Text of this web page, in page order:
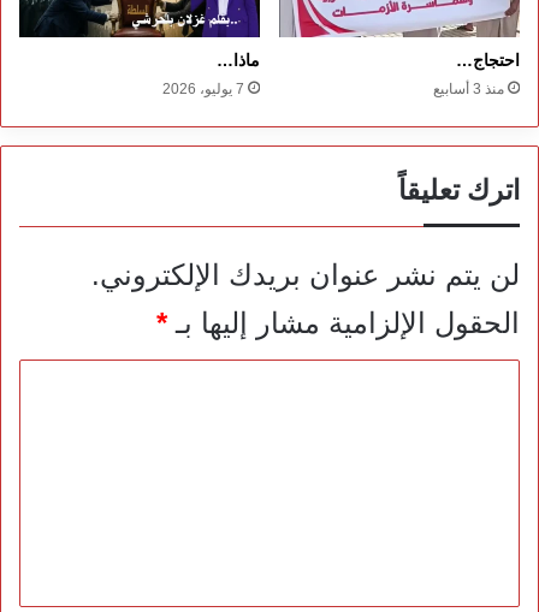
احتجاج…
منذ 3 أسابيع
ماذا…
7 يوليو، 2026
اترك تعليقاً
لن يتم نشر عنوان بريدك الإلكتروني.
الحقول الإلزامية مشار إليها بـ*